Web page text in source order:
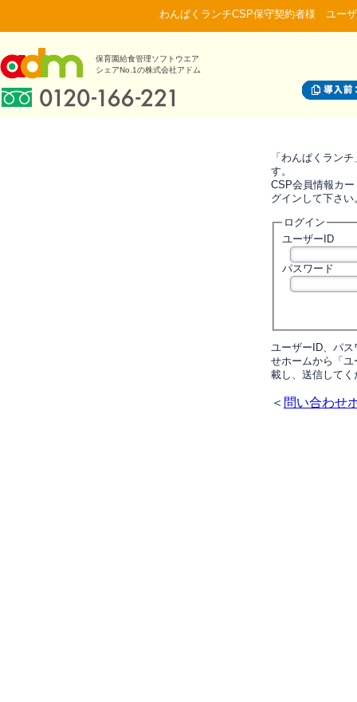
わんぱくランチCSP保守契約者様 ユー
保育園給食管理ソフトウエア
シェアNo.1の株式会社アドム
「わんぱくラン
す。
CSP会員情報カ
グインして下さい
ログイン
ユーザーID
パスワード
ユーザーID、パ
せホームから「
載し、送信してく
＜ 問い合わせ